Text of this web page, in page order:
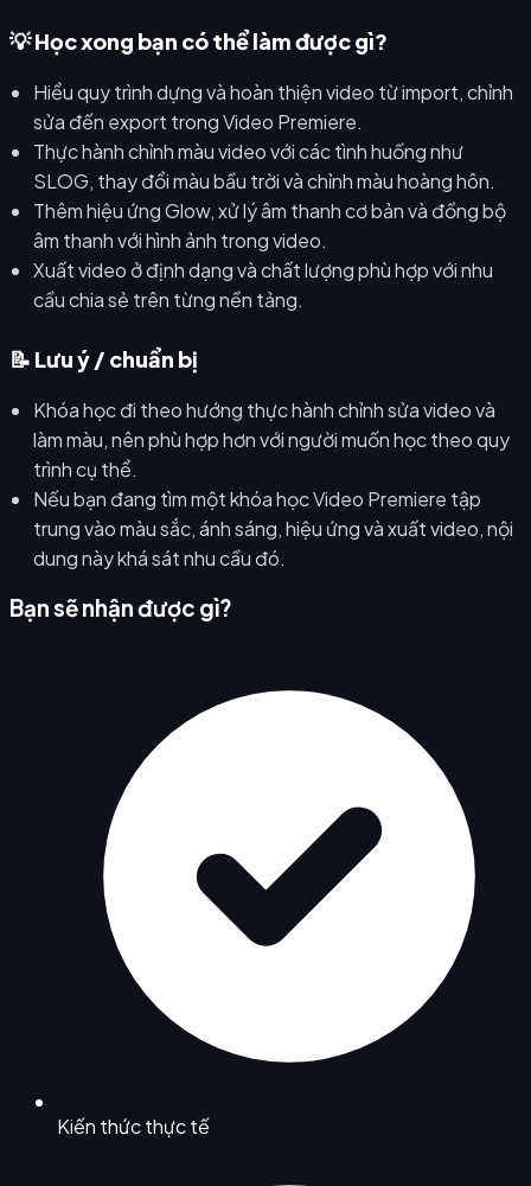
💡 Học xong bạn có thể làm được gì?
Hiểu quy trình dựng và hoàn thiện video từ import, chỉnh
sửa đến export trong Video Premiere.
Thực hành chỉnh màu video với các tình huống như
SLOG, thay đổi màu bầu trời và chỉnh màu hoàng hôn.
Thêm hiệu ứng Glow, xử lý âm thanh cơ bản và đồng bộ
âm thanh với hình ảnh trong video.
Xuất video ở định dạng và chất lượng phù hợp với nhu
cầu chia sẻ trên từng nền tảng.
📝 Lưu ý / chuẩn bị
Khóa học đi theo hướng thực hành chỉnh sửa video và
làm màu, nên phù hợp hơn với người muốn học theo quy
trình cụ thể.
Nếu bạn đang tìm một khóa học Video Premiere tập
trung vào màu sắc, ánh sáng, hiệu ứng và xuất video, nội
dung này khá sát nhu cầu đó.
Bạn sẽ nhận được gì?
Kiến thức thực tế